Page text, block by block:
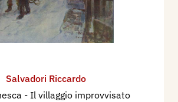
Salvadori Riccardo
- Il villaggio improvvisato